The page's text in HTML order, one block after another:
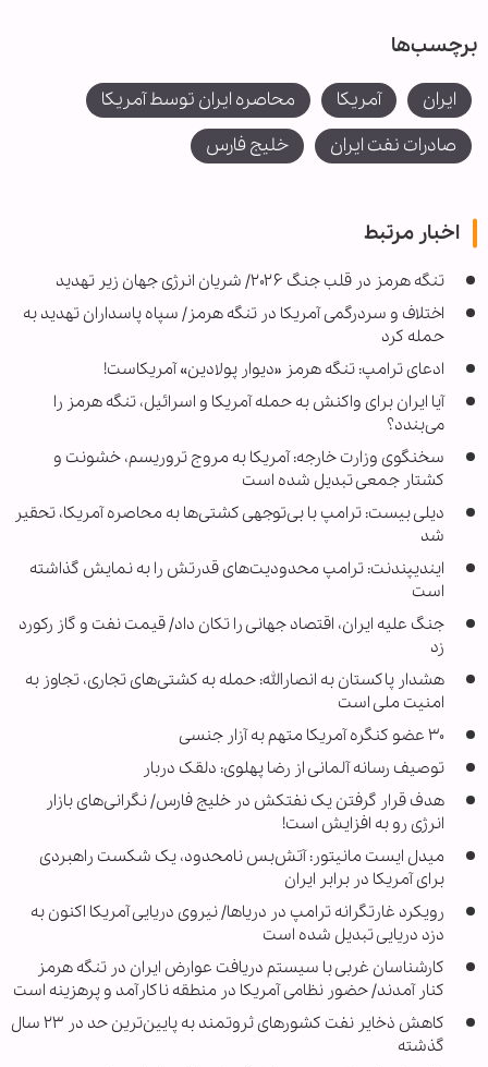
برچسب‌ها
ایران آمریکا
محاصره ایران توسط آمریکا
صادرات نفت ایران
خلیج فارس
اخبار مرتبط
تنگه هرمز در قلب جنگ ۲۰۲۶/ شریان انرژی جهان زیر تهدید
اختلاف و سردرگمی آمریکا در تنگه هرمز/ سپاه پاسداران تهدید به
حمله کرد
ادعای ترامپ: تنگه هرمز «دیوار پولادین» آمریکاست!
آیا ایران برای واکنش به حمله آمریکا و اسرائیل، تنگه هرمز را
می‌بندد؟
سخنگوی وزارت خارجه: آمریکا به مروج تروریسم، خشونت و
کشتار جمعی تبدیل شده است
دیلی بیست: ترامپ با بی‌توجهی کشتی‌ها به محاصره آمریکا، تحقیر
شد
ایندیپندنت: ترامپ محدودیت‌های قدرتش را به نمایش گذاشته
است
جنگ علیه ایران، اقتصاد جهانی را تکان داد/ قیمت نفت و گاز رکورد
زد
هشدار پاکستان به انصارالله: حمله به کشتی‌های تجاری، تجاوز به
امنیت ملی است
۳۰ عضو کنگره آمریکا متهم به آزار جنسی
توصیف رسانه آلمانی از رضا پهلوی: دلقک دربار
هدف قرار گرفتن یک نفتکش در خلیج فارس/ نگرانی‌های بازار
انرژی رو به افزایش است!
میدل ایست مانیتور: آتش‌بس نامحدود، یک شکست راهبردی
برای آمریکا در برابر ایران
رویکرد غارتگرانه ترامپ در دریاها/ نیروی دریایی آمریکا اکنون به
دزد دریایی تبدیل شده است
کارشناسان غربی با سیستم دریافت عوارض ایران در تنگه هرمز
کنار آمدند/ حضور نظامی آمریکا در منطقه ناکارآمد و پرهزینه است
کاهش ذخایر نفت کشورهای ثروتمند به پایین‌ترین حد در ۲۳ سال
گذشته